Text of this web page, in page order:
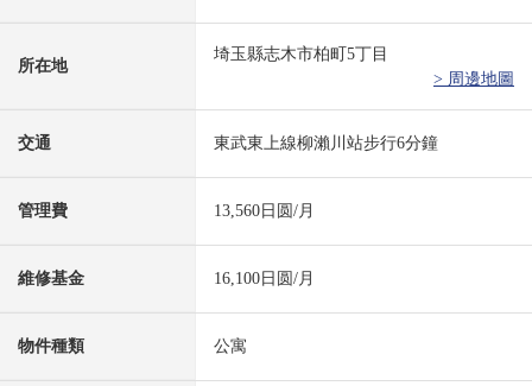
所在地
埼玉縣志木市柏町5丁目
> 周邊地圖
交通 東武東上線柳瀨川站步行6分鐘
管理費 13,560日圆/月
維修基金 16,100日圆/月
物件種類 公寓